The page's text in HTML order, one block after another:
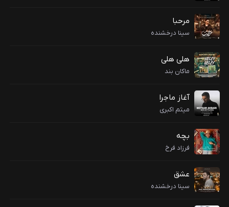
مرحبا
سینا درخشنده
هلی هلی
ماکان بند
آغاز ماجرا
میثم اکبری
بچه
فرزاد فرخ
عشق
سینا درخشنده